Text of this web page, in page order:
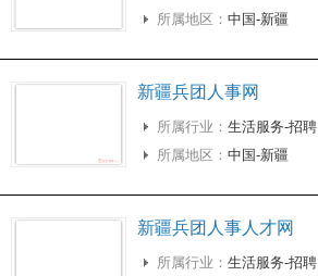
所属地区： 中国-新疆
新疆兵团人事网
所属行业： 生活服务-招聘
所属地区： 中国-新疆
新疆兵团人事人才网
所属行业： 生活服务-招聘